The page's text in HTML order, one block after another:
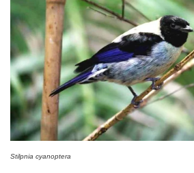
Stilpnia cyanoptera